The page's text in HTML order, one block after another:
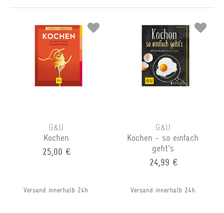
G&U
Kochen
25,00 €
Versand innerhalb 24h
G&U
Kochen - so einfach
geht's
24,99 €
Versand innerhalb 24h